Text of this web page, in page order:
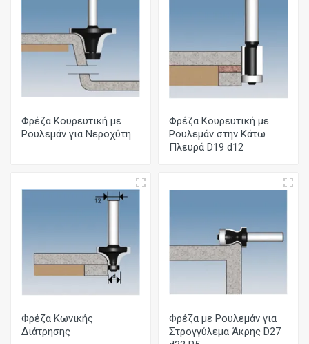
Φρέζα Κουρευτική με
Ρουλεμάν για Νεροχύτη
Φρέζα Κουρευτική με
Ρουλεμάν στην Κάτω
Πλευρά D19 d12
Φρέζα Κωνικής
Διάτρησης
Φρέζα με Ρουλεμάν για
Στρογγύλεμα Άκρης D27